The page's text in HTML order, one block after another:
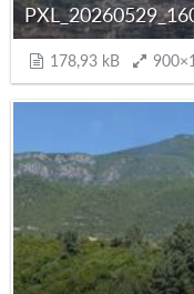
178,93 kB